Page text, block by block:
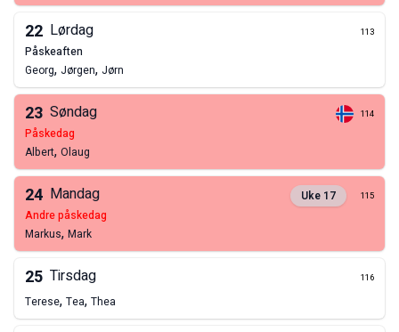
22 Lørdag 113
påskeaften
Georg, Jørgen, Jørn
23 Søndag 114
påskedag
Albert, Olaug
24 Mandag Uke 17 115
andre påskedag
Markus, Mark
25 Tirsdag 116
Terese, Tea, Thea